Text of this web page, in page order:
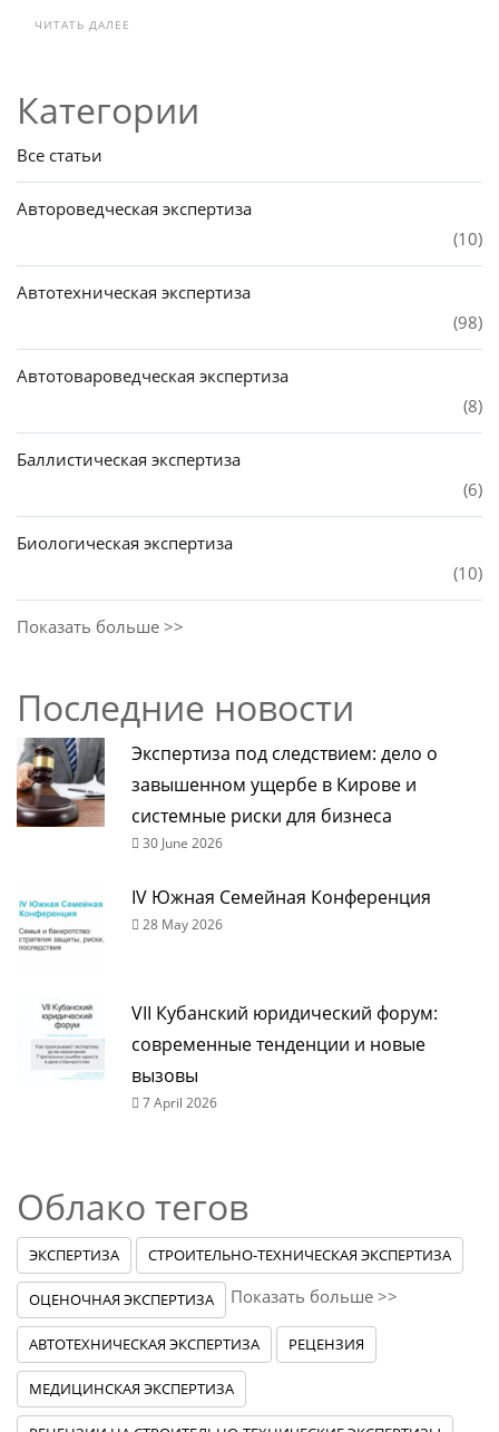
ЧИТАТЬ ДАЛЕЕ
Категории
Все статьи
Автороведческая экспертиза
(10)
Автотехническая экспертиза
(98)
Автотовароведческая экспертиза
(8)
Баллистическая экспертиза
(6)
Биологическая экспертиза
(10)
Показать больше >>
Последние новости
Экспертиза под следствием: дело о
завышенном ущербе в Кирове и
системные риски для бизнеса
30 June 2026
IV Южная Семейная Конференция
28 May 2026
VII Кубанский юридический форум:
современные тенденции и новые
вызовы
7 April 2026
Облако тегов
ЭКСПЕРТИЗА СТРОИТЕЛЬНО-ТЕХНИЧЕСКАЯ ЭКСПЕРТИЗА
ОЦЕНОЧНАЯ ЭКСПЕРТИЗА
АВТОТЕХНИЧЕСКАЯ ЭКСПЕРТИЗА РЕЦЕНЗИЯ
МЕДИЦИНСКАЯ ЭКСПЕРТИЗА
Показать больше >>